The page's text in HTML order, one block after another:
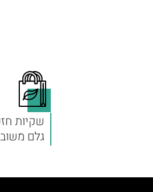
שקיות
גלם